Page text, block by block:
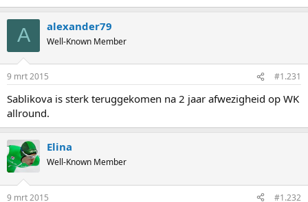
A alexander79
Well-Known Member
9 mrt 2015 #1.231
Sablikova is sterk teruggekomen na 2 jaar afwezigheid op WK
allround.
Elina
Well-Known Member
9 mrt 2015 #1.232